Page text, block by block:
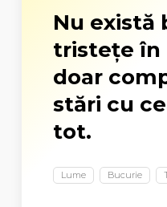
Nu există
tristețe în
doar
stări cu
tot.
Lume Bucurie